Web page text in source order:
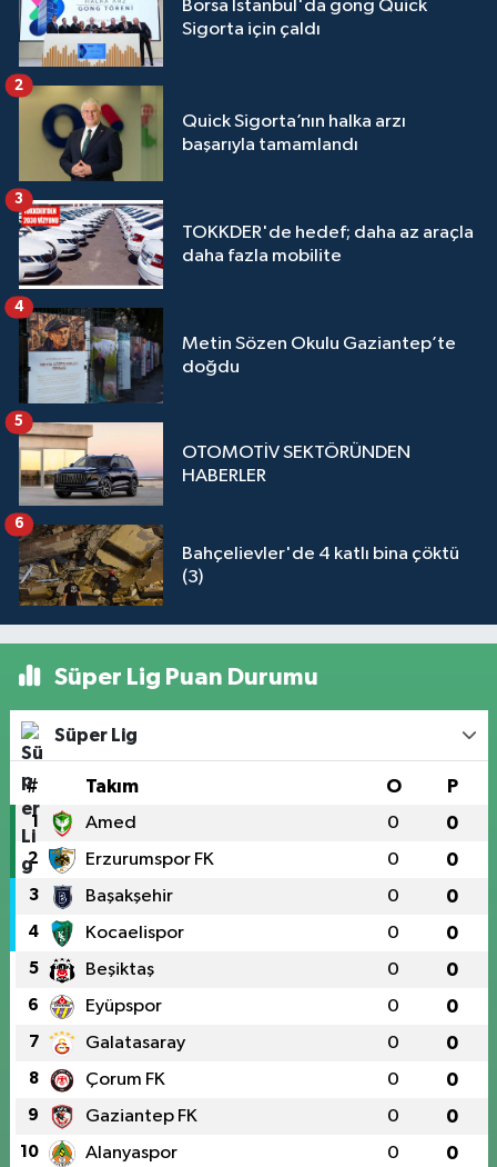
Borsa İstanbul'da gong Quick
Sigorta için çaldı
Quick Sigorta’nın halka arzı
başarıyla tamamlandı
2
TOKKDER'de hedef; daha az araçla
daha fazla mobilite
3
Metin Sözen Okulu Gaziantep’te
doğdu
4
OTOMOTİV SEKTÖRÜNDEN
HABERLER
5
Bahçelievler'de 4 katlı bina çöktü
(3)
6
Süper Lig Puan Durumu
Süper Lig
# Takım O P
1 Amed 0 0
2 Erzurumspor FK 0 0
3 Başakşehir 0 0
4 Kocaelispor 0 0
5 Beşiktaş 0 0
6 Eyüpspor 0 0
7 Galatasaray 0 0
8 Çorum FK 0 0
9 Gaziantep FK 0 0
10 Alanyaspor 0 0